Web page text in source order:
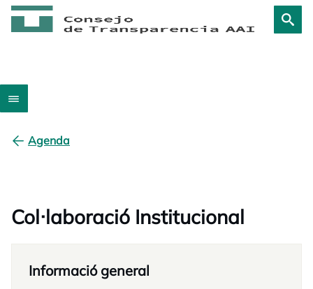
Agenda
Col·laboració Institucional
Informació general